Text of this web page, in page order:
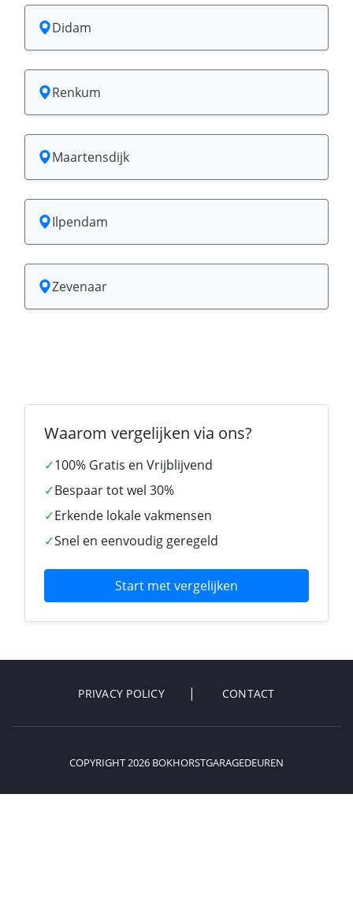
Didam
Renkum
Maartensdijk
Ilpendam
Zevenaar
Waarom vergelijken via ons?
✓100% Gratis en Vrijblijvend
✓Bespaar tot wel 30%
✓Erkende lokale vakmensen
✓Snel en eenvoudig geregeld
Start met vergelijken
PRIVACY POLICY CONTACT
COPYRIGHT 2026 BOKHORSTGARAGEDEUREN